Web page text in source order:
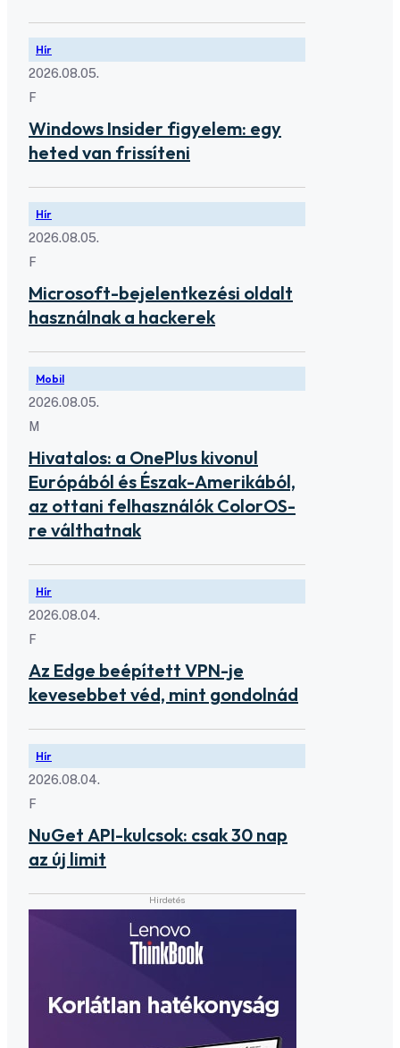
Hír
2026.08.05.
F
Windows Insider figyelem: egy
heted van frissíteni
Hír
2026.08.05.
F
Microsoft-bejelentkezési oldalt
használnak a hackerek
Mobil
2026.08.05.
M
Hivatalos: a OnePlus kivonul
Európából és Észak-Amerikából,
az ottani felhasználók ColorOS-
re válthatnak
Hír
2026.08.04.
F
Az Edge beépített VPN-je
kevesebbet véd, mint gondolnád
Hír
2026.08.04.
F
NuGet API-kulcsok: csak 30 nap
az új limit